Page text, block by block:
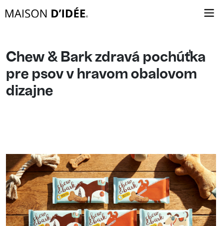
Chew & Bark zdravá pochúťka
pre psov v hravom obalovom
dizajne